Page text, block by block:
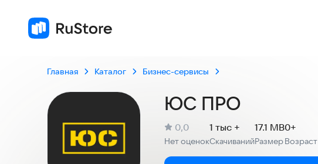
Главная Каталог Бизнес-сервисы
ЮС ПРО
Рейтинг:
0,0
Нет оценокСкачиваний
1 тыс +
Размер
17.1 MB
Возраст
0+